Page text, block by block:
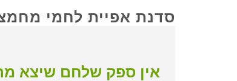
סדנת אפיית לחמי
סדנת אפיית לחמי מחמצת
אין ספק שלחם שיצא